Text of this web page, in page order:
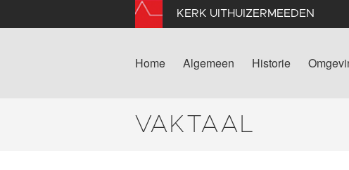
KERK UITHUIZERMEEDEN
Home Algemeen Historie
VAKTAAL